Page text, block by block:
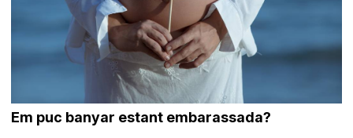
Em puc banyar estant embarassada?